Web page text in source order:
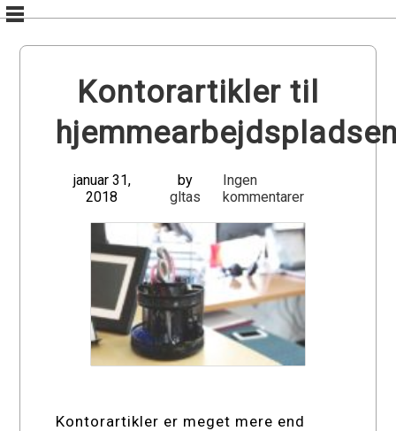
Skip
to
content
Kontorartikler til
januar 31,
2018
by
gltas
Ingen
kommentarer
Kontorartikler er meget mere end